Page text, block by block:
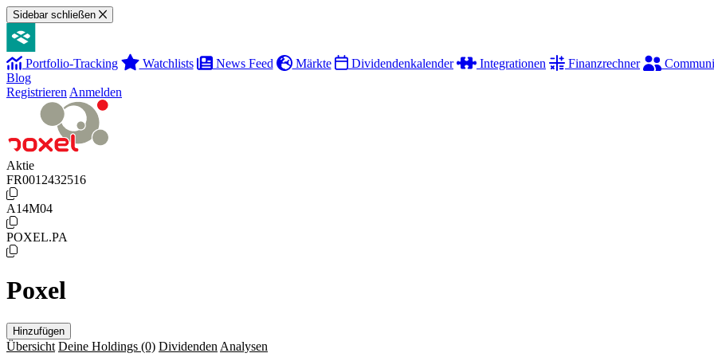
Sidebar schließen
Portfolio-Tracking Watchlists News Feed Märkte Dividendenkalender Integrationen Finanzrechner
Blog
Registrieren Anmelden
Aktie
FR0012432516
A14M04
POXEL.PA
Poxel
Hinzufügen
Übersicht Deine Holdings (0) Dividenden Analysen